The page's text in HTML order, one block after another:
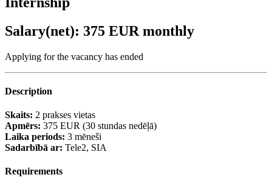
Salary(net): 375 EUR monthly
Applying for the vacancy has ended
Description
Skaits: 2 prakses vietas
Apmērs: 375 EUR (30 stundas nedēļā)
Laika periods: 3 mēneši
Sadarbībā ar: Tele2, SIA
Requirements